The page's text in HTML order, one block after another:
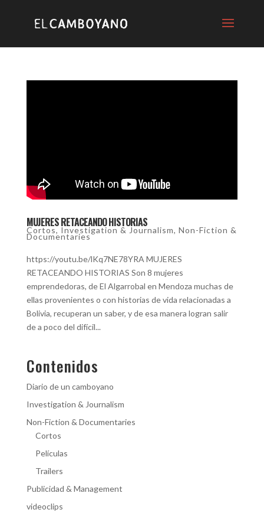
MUJERES RETACEANDO HISTORIAS
Cortos, Investigation & Journalism, Non-Fiction &
Documentaries
https://youtu.be/lKq7NE78YRA MUJERES
RETACEANDO HISTORIAS Son 8 mujeres
emprendedoras, de El Algarrobal en Mendoza muchas de
ellas provenientes o con historias de vida relacionadas a
Bolivia, recuperan un saber, y de esa manera logran salir
de a poco del difícil...
Contenidos
Diario de un camboyano
Investigation & Journalism
Non-Fiction & Documentaries
Cortos
Películas
Trailers
Publicidad & Management
videoclips